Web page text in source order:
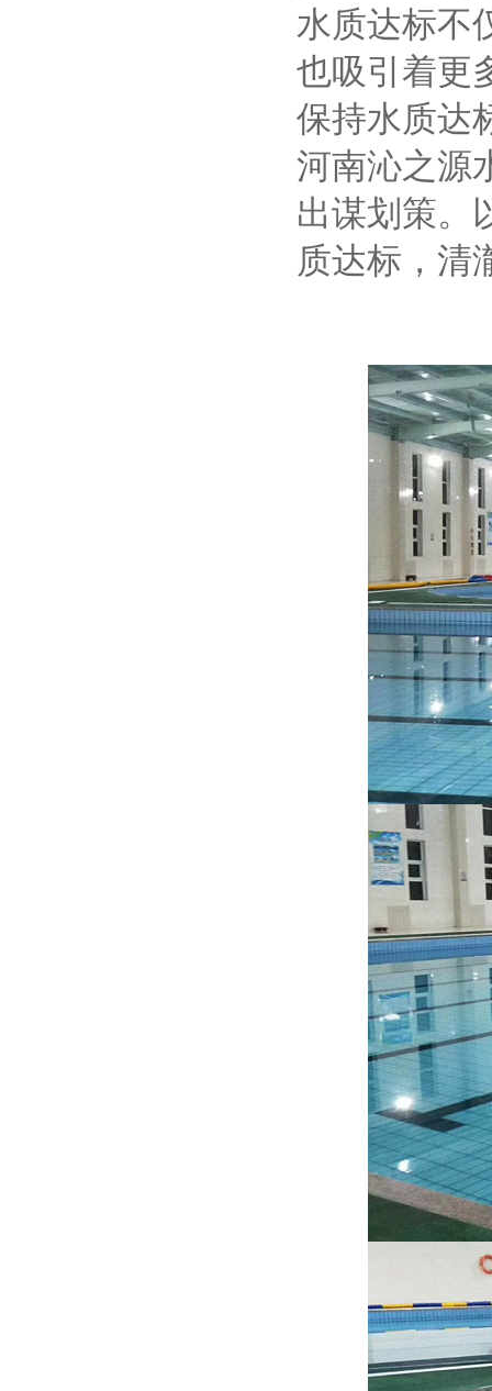
水质达标不
也吸引着更
保持水质达
河南沁之源
出谋划策。
质达标，清